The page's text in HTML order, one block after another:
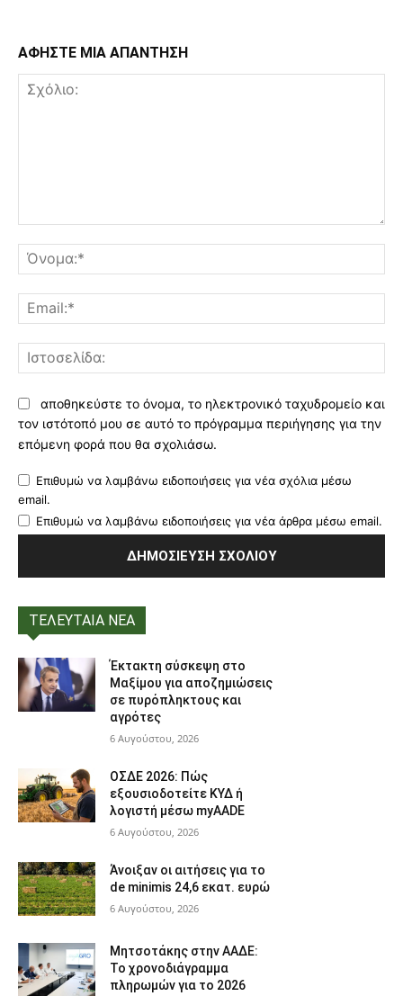
ΑΦΗΣΤΕ ΜΙΑ ΑΠΑΝΤΗΣΗ
αποθηκεύστε το όνομα, το ηλεκτρονικό ταχυδρομείο και
τον ιστότοπό μου σε αυτό το πρόγραμμα περιήγησης για την
επόμενη φορά που θα σχολιάσω.
Επιθυμώ να λαμβάνω ειδοποιήσεις για νέα σχόλια μέσω
email.
Επιθυμώ να λαμβάνω ειδοποιήσεις για νέα άρθρα μέσω email.
ΤΕΛΕΥΤΑΙΑ ΝΕΑ
Έκτακτη σύσκεψη στο
Μαξίμου για αποζημιώσεις
σε πυρόπληκτους και
αγρότες
6 Αυγούστου, 2026
ΟΣΔΕ 2026: Πώς
εξουσιοδοτείτε ΚΥΔ ή
λογιστή μέσω myAADE
6 Αυγούστου, 2026
Άνοιξαν οι αιτήσεις για το
de minimis 24,6 εκατ. ευρώ
6 Αυγούστου, 2026
Μητσοτάκης στην ΑΑΔΕ:
Το χρονοδιάγραμμα
πληρωμών για το 2026